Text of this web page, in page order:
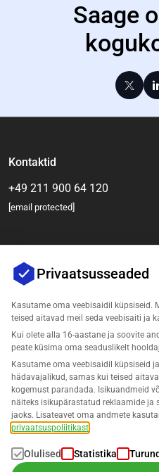
Saage
Kontaktid
+49 211 900 64 120
[email protected]
Ettevõte
Tugi
Lahendused Amazonile
Privaatsusseaded
Kasutame oma veebisaidil küpsiseid.
teised aitavad meil seda veebisaiti ja
Kui olete alla 16-aastane ja soovite
peate küsima oma seaduslikelt
Kasutame oma veebisaidil küpsiseid
hädavajalikud, samas kui teised
kogemust parandada. Isikuandmeid
näiteks isikupärastatud reklaamide ja
jaoks. Lisateavet oma andmete
privaatsuspoliitikast
Olulised Statistika